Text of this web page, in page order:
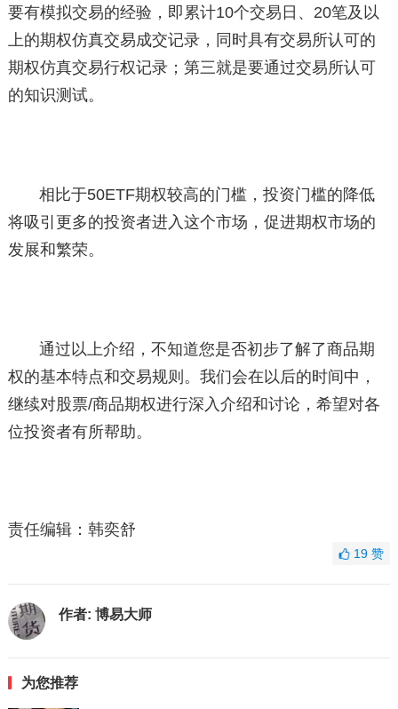
要有模拟交易的经验，即累计10个交易日、20笔及以
上的期权仿真交易成交记录，同时具有交易所认可的
期权仿真交易行权记录；第三就是要通过交易所认可
的知识测试。
相比于50ETF期权较高的门槛，投资门槛的降低
将吸引更多的投资者进入这个市场，促进期权市场的
发展和繁荣。
通过以上介绍，不知道您是否初步了解了商品期
权的基本特点和交易规则。我们会在以后的时间中，
继续对股票/商品期权进行深入介绍和讨论，希望对各
位投资者有所帮助。
责任编辑：韩奕舒
19赞
作者: 博易大师
为您推荐